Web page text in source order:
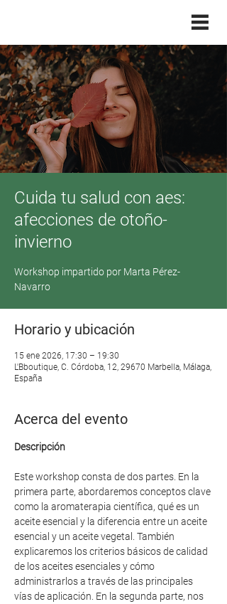
Cuida tu salud con aes:
afecciones de otoño-
invierno
Workshop impartido por Marta Pérez-
Navarro
Horario y ubicación
15 ene 2026, 17:30 – 19:30
L'Bboutique, C. Córdoba, 12, 29670 Marbella, Málaga,
España
Acerca del evento
Descripción
Este workshop consta de dos partes. En la
primera parte, abordaremos conceptos clave
como la aromaterapia científica, qué es un
aceite esencial y la diferencia entre un aceite
esencial y un aceite vegetal. También
explicaremos los criterios básicos de calidad
de los aceites esenciales y cómo
administrarlos a través de las principales
vías de aplicación. En la segunda parte, nos